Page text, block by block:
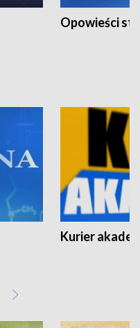
Opowieści
Kurier